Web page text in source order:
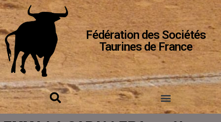
Fédération des Sociétés
Taurines de France